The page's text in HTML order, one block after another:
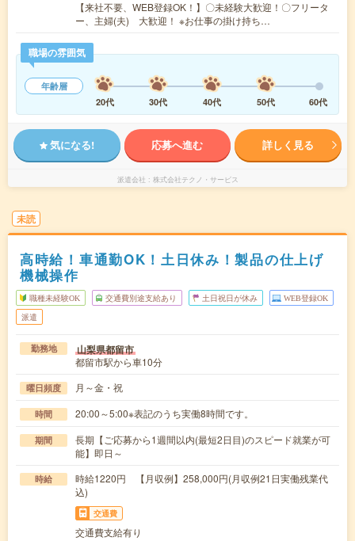
【来社不要、WEB登録OK！】〇未経験大歓迎！〇フリータ
ー、主婦(夫) 大歓迎！ ※お仕事の掛け持ち…
職場の雰囲気
年齢層
20代
30代 40代 50代 60代
気になる! 応募へ進む 詳しく見る
派遣会社 株式会社テクノ・サービス
未読
高時給！車通勤OK！土日休み！製品の仕上げ
機械操作
職種未経験OK 交通費別途支給あり 土日祝日が休み WEB登録OK
派遣
勤務地 山梨県都留市
都留市駅から車10分
曜日頻度 月～金・祝
時間 20:00～5:00※表記のうち実働8時間です。
期間
長期【ご応募から1週間以内(最短2日目)のスピード就業が可
能】即日～
時給
時給1220円 【月収例】258,000円(月収例21日実働残業代
込)
交通費
交通費支給有り